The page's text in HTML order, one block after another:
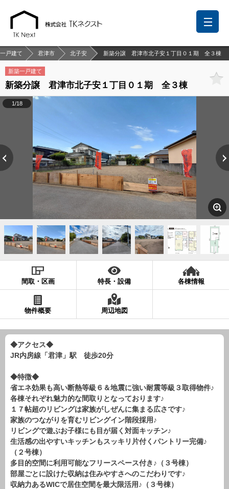
戸建て 君津市 北子安 新築分譲 君津市北子安１丁目０１期 全３棟
新築一戸建て
新築分譲 君津市北子安１丁目０１期 全３棟
1/18
間取・区画 特長・設備 各棟情報
物件概要 周辺地図
◆アクセス◆
JR内房線「君津」駅 徒歩20分
◆特徴◆
省エネ効果も高い断熱等級６＆地震に強い耐震等級３取得物件♪
各棟それぞれ魅力的な間取りとなっております♪
１７帖超のリビングは家族がしぜんに集まる広さです♪
家族のつながりを育むリビングイン階段採用♪
リビングで遊ぶお子様にも目が届く対面キッチン♪
生活感の出やすいキッチンもスッキリ片付くパントリー完備♪
（２号棟）
多目的空間に利用可能なフリースペース付き♪（３号棟）
部屋ごとに設けた収納は住みやすさへのこだわりです♪
収納力あるWICで居住空間を最大限活用♪（３号棟）
前回の履歴 検討リスト 保存した検索条件
お問い合わせ
営業メールは固くお断りします
お知らせ
松戸支店 成田支店 木更津支店
東京支店
神奈川支店
沖縄支店
現地販売会情報
千葉本店 松戸支店 成田支店 木更津支店
東京支店
神奈川支店
スタッフ紹介
千葉本店 成田支店
神奈川支店
沖縄支店
売却査定
お問い合わせ
プライバシーポリシー
物件検索
新築一戸建
エリアから探す
路線から探す
中古一戸建